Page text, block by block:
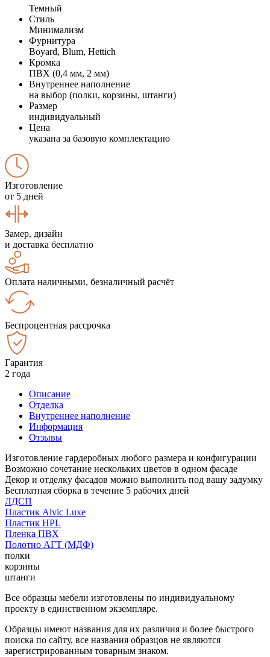
Темный
Стиль
Минимализм
Фурнитура
Boyard, Blum, Hettich
Кромка
ПВХ (0,4 мм, 2 мм)
Внутреннее наполнение
на выбор (полки, корзины, штанги)
Размер
индивидуальный
Цена
указана за базовую комплектацию
Изготовление
от 5 дней
Замер, дизайн
и доставка бесплатно
Оплата наличными, безналичный расчёт
Беспроцентная рассрочка
Гарантия
2 года
Описание
Отделка
Внутреннее наполнение
Информация
Отзывы
Изготовление гардеробных любого размера и конфигурации
Возможно сочетание нескольких цветов в одном фасаде
Декор и отделку фасадов можно выполнить под вашу задумку
Бесплатная сборка в течение 5 рабочих дней
ЛДСП
Пластик Alvic Luxe
Пластик HPL
Пленка ПВХ
Полотно АГТ (МДФ)
полки
корзины
штанги
Все образцы мебели изготовлены по индивидуальному
проекту в единственном экземпляре.
Образцы имеют названия для их различия и более быстрого
поиска по сайту, все названия образцов не являются
зарегистрированным товарным знаком.